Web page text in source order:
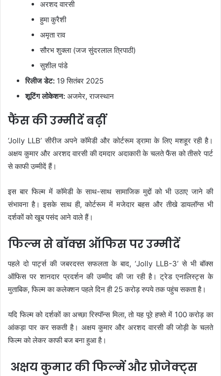
अरशद वारसी
हुमा कुरैशी
अमृता राव
सौरभ शुक्ला (जज सुंदरलाल त्रिपाठी)
सुशील पांडे
रिलीज डेट: 19 सितंबर 2025
शूटिंग लोकेशन: अजमेर, राजस्थान
फैंस की उम्मीदें बढ़ीं
‘Jolly LLB’ सीरीज अपने कॉमेडी और कोर्टरूम ड्रामा के लिए मशहूर रही है।
अक्षय कुमार और अरशद वारसी की दमदार अदाकारी के चलते फैंस को तीसरे पार्ट
से काफी उम्मीदें हैं।
इस बार फिल्म में कॉमेडी के साथ-साथ सामाजिक मुद्दों को भी उठाए जाने की
संभावना है। इसके साथ ही, कोर्टरूम में मजेदार बहस और तीखे डायलॉग्स भी
दर्शकों को खूब पसंद आने वाले हैं।
फिल्म से बॉक्स ऑफिस पर उम्मीदें
पहले दो पार्ट्स की जबरदस्त सफलता के बाद, ‘Jolly LLB-3’ से भी बॉक्स
ऑफिस पर शानदार प्रदर्शन की उम्मीद की जा रही है। ट्रेड एनालिस्ट्स के
मुताबिक, फिल्म का कलेक्शन पहले दिन ही 25 करोड़ रुपये तक पहुंच सकता है।
यदि फिल्म को दर्शकों का अच्छा रिस्पॉन्स मिला, तो यह पूरे हफ्ते में 100 करोड़ का
आंकड़ा पार कर सकती है। अक्षय कुमार और अरशद वारसी की जोड़ी के चलते
फिल्म को लेकर काफी बज बना हुआ है।
अक्षय कुमार की फिल्में और प्रोजेक्ट्स